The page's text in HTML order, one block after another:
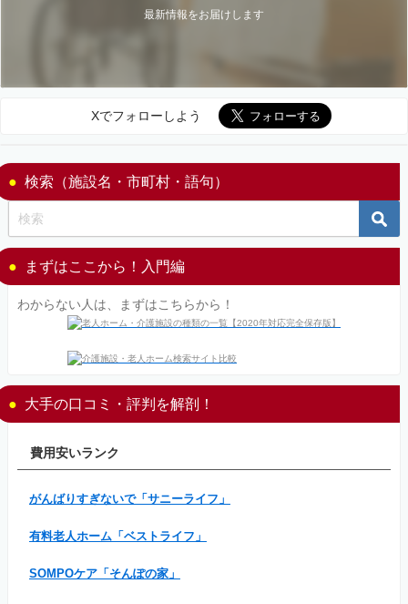
最新情報をお届けします
Xでフォローしよう
検索（施設名・市町村・語句）
まずはここから！入門編
わからない人は、まずはこちらから！
大手の口コミ・評判を解剖！
費用安いランク
がんばりすぎないで「サニーライフ」
有料老人ホーム「ベストライフ」
SOMPOケア「そんぽの家」